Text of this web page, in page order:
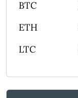
BTC
ETH
LTC